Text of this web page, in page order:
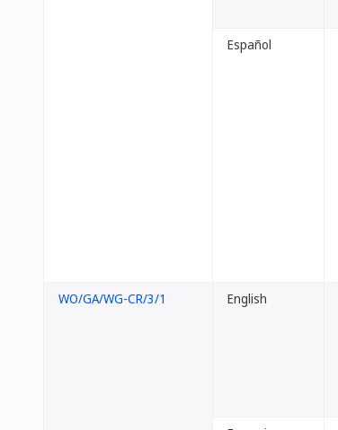
Español
WO/GA/WG-CR/3/1 English